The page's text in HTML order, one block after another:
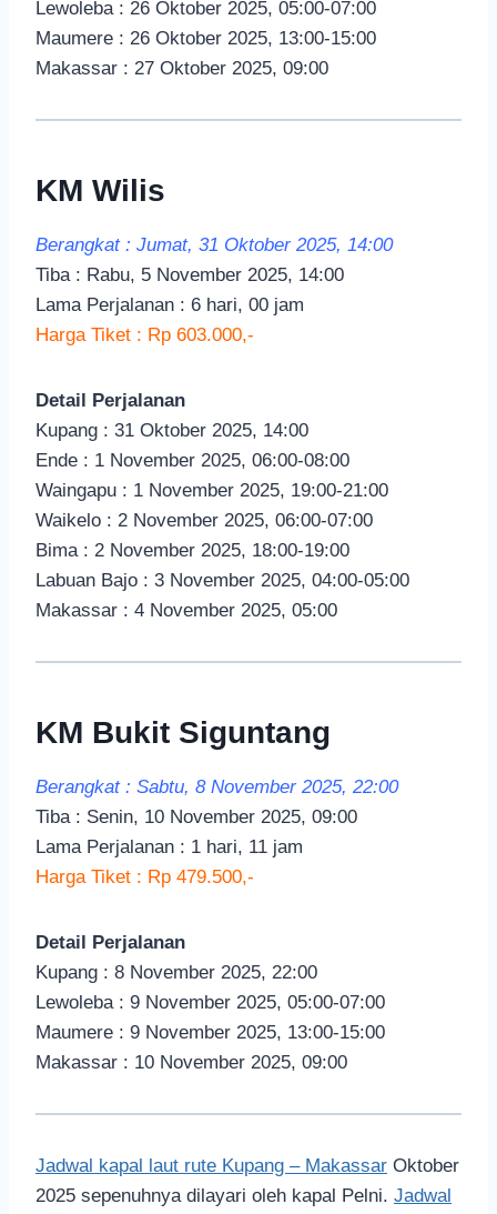
Lewoleba : 26 Oktober 2025, 05:00-07:00
Maumere : 26 Oktober 2025, 13:00-15:00
Makassar : 27 Oktober 2025, 09:00
KM Wilis
Berangkat : Jumat, 31 Oktober 2025, 14:00
Tiba : Rabu, 5 November 2025, 14:00
Lama Perjalanan : 6 hari, 00 jam
Harga Tiket : Rp 603.000,-
Detail Perjalanan
Kupang : 31 Oktober 2025, 14:00
Ende : 1 November 2025, 06:00-08:00
Waingapu : 1 November 2025, 19:00-21:00
Waikelo : 2 November 2025, 06:00-07:00
Bima : 2 November 2025, 18:00-19:00
Labuan Bajo : 3 November 2025, 04:00-05:00
Makassar : 4 November 2025, 05:00
KM Bukit Siguntang
Berangkat : Sabtu, 8 November 2025, 22:00
Tiba : Senin, 10 November 2025, 09:00
Lama Perjalanan : 1 hari, 11 jam
Harga Tiket : Rp 479.500,-
Detail Perjalanan
Kupang : 8 November 2025, 22:00
Lewoleba : 9 November 2025, 05:00-07:00
Maumere : 9 November 2025, 13:00-15:00
Makassar : 10 November 2025, 09:00
Jadwal kapal laut rute Kupang – Makassar Oktober
2025 sepenuhnya dilayari oleh kapal Pelni. Jadwal